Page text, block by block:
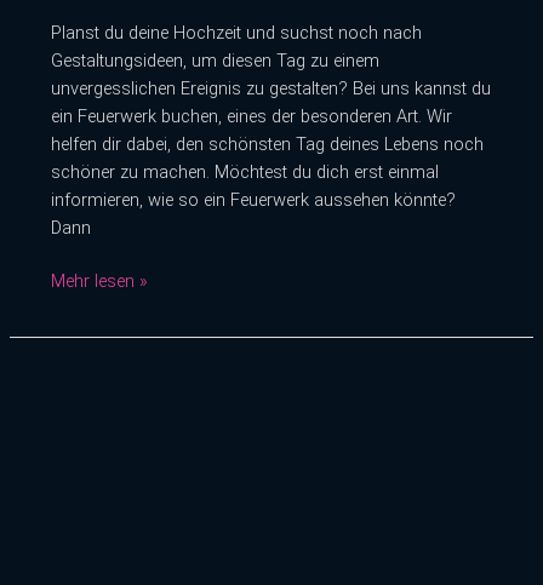
Planst du deine Hochzeit und suchst noch nach
Gestaltungsideen, um diesen Tag zu einem
unvergesslichen Ereignis zu gestalten? Bei uns kannst du
ein Feuerwerk buchen, eines der besonderen Art. Wir
helfen dir dabei, den schönsten Tag deines Lebens noch
schöner zu machen. Möchtest du dich erst einmal
informieren, wie so ein Feuerwerk aussehen könnte?
Dann
Mehr lesen »